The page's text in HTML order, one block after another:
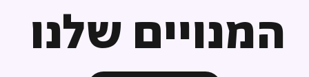
המנויים שלנו